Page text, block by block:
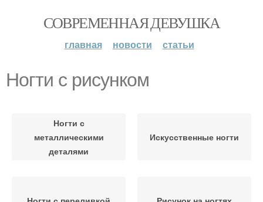
СОВРЕМЕННАЯ ДЕВУШКА
главная новости статьи
Ногти с рисунком
Ногти с
металлическими
деталями
Искусственные ногти